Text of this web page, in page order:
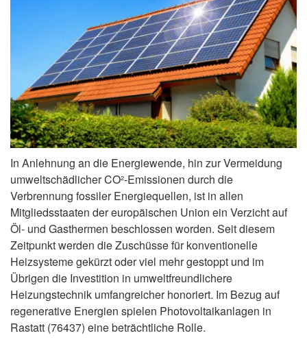
In Anlehnung an die Energiewende, hin zur Vermeidung
umweltschädlicher CO²-Emissionen durch die
Verbrennung fossiler Energiequellen, ist in allen
Mitgliedsstaaten der europäischen Union ein Verzicht auf
Öl- und Gasthermen beschlossen worden. Seit diesem
Zeitpunkt werden die Zuschüsse für konventionelle
Heizsysteme gekürzt oder viel mehr gestoppt und im
Übrigen die Investition in umweltfreundlichere
Heizungstechnik umfangreicher honoriert. Im Bezug auf
regenerative Energien spielen Photovoltaikanlagen in
Rastatt (76437) eine beträchtliche Rolle.